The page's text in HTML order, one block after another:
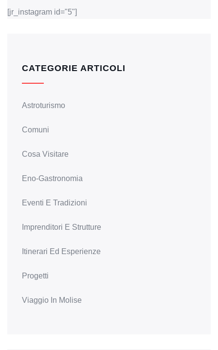
[jr_instagram id="5"]
CATEGORIE ARTICOLI
Astroturismo
Comuni
Cosa Visitare
Eno-Gastronomia
Eventi E Tradizioni
Imprenditori E Strutture
Itinerari Ed Esperienze
Progetti
Viaggio In Molise